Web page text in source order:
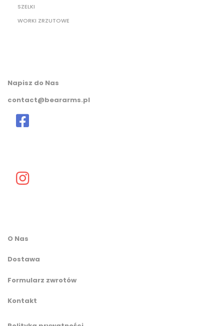
SZELKI
WORKI ZRZUTOWE
Napisz do Nas
contact@beararms.pl
O Nas
Dostawa
Formularz zwrotów
Kontakt